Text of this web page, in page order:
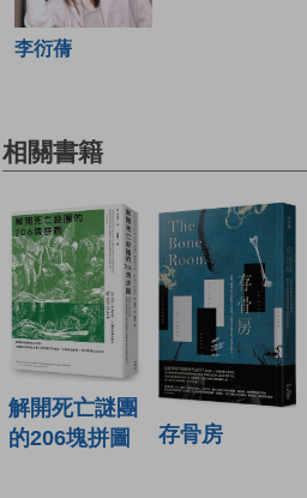
李衍蒨
相關書籍
解開死亡謎團
的206塊拼圖
存骨房